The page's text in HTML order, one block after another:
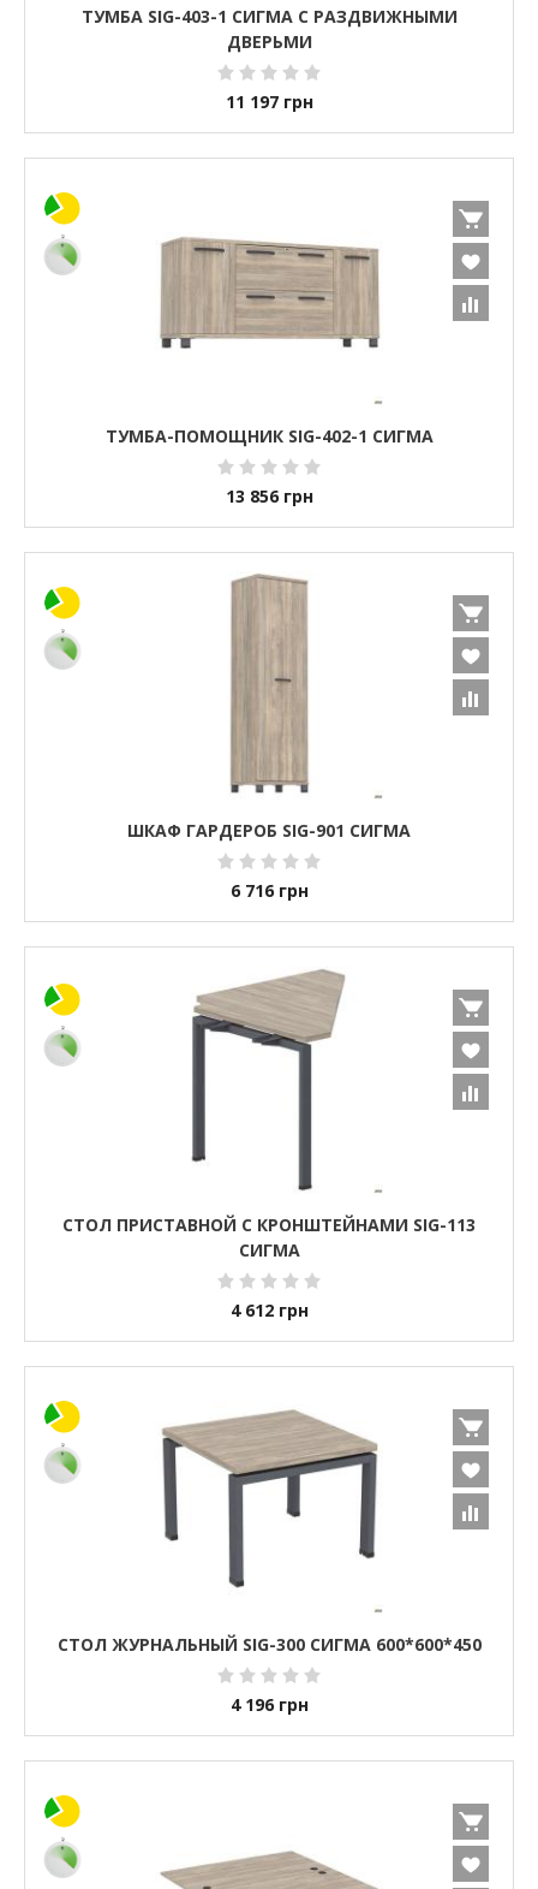
ТУМБА SIG-403-1 СИГМА С РАЗДВИЖНЫМИ
ДВЕРЬМИ
11 197 грн
ТУМБА-ПОМОЩНИК SIG-402-1 СИГМА
13 856 грн
ШКАФ ГАРДЕРОБ SIG-901 СИГМА
6 716 грн
СТОЛ ПРИСТАВНОЙ С КРОНШТЕЙНАМИ SIG-113
СИГМА
4 612 грн
СТОЛ ЖУРНАЛЬНЫЙ SIG-300 СИГМА 600*600*450
4 196 грн